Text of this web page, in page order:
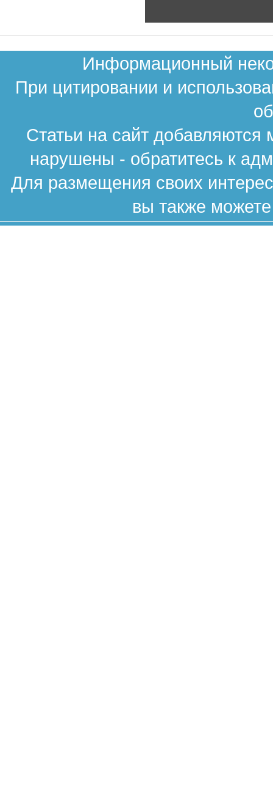
Информационный
При цитировании и
Статьи на сайт
нарушены - обратитесь к
Для размещения своих
вы также